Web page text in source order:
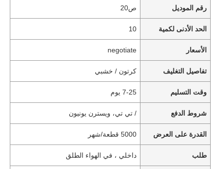
رقم الموديل ص20
الحد الأدنى لكمية 10
الأسعار negotiate
تفاصيل التغليف كرتون / خشبي
وقت التسليم 7-25 يوم
شروط الدفع / تي تي، ويسترن يونيون
القدرة على العرض 5000 قطعة/شهر
طلب داخلي ، في الهواء الطلق